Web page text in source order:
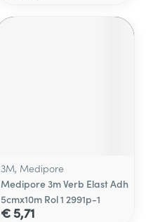
3M, Medipore
Medipore 3m Verb Elast Adh
5cmx10m Rol 1 2991p-1
€ 5,71